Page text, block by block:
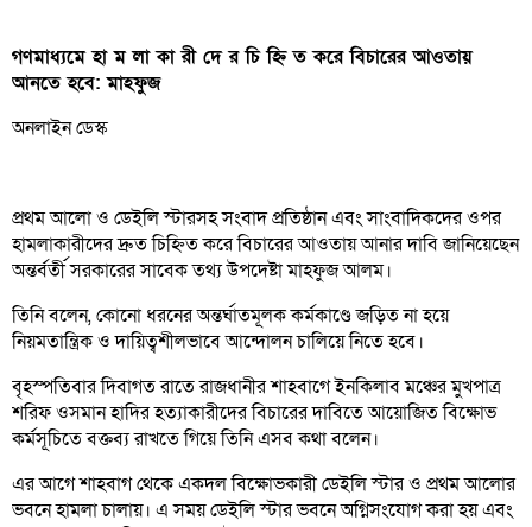
গণমাধ্যমে হা ম লা কা রী দে র চি হ্নি ত করে বিচারের আওতায়
আনতে হবে: মাহফুজ
অনলাইন ডেস্ক
প্রথম আলো ও ডেইলি স্টারসহ সংবাদ প্রতিষ্ঠান এবং সাংবাদিকদের ওপর
হামলাকারীদের দ্রুত চিহ্নিত করে বিচারের আওতায় আনার দাবি জানিয়েছেন
অন্তর্বর্তী সরকারের সাবেক তথ্য উপদেষ্টা মাহফুজ আলম।
তিনি বলেন, কোনো ধরনের অন্তর্ঘাতমূলক কর্মকাণ্ডে জড়িত না হয়ে
নিয়মতান্ত্রিক ও দায়িত্বশীলভাবে আন্দোলন চালিয়ে নিতে হবে।
বৃহস্পতিবার দিবাগত রাতে রাজধানীর শাহবাগে ইনকিলাব মঞ্চের মুখপাত্র
শরিফ ওসমান হাদির হত্যাকারীদের বিচারের দাবিতে আয়োজিত বিক্ষোভ
কর্মসূচিতে বক্তব্য রাখতে গিয়ে তিনি এসব কথা বলেন।
এর আগে শাহবাগ থেকে একদল বিক্ষোভকারী ডেইলি স্টার ও প্রথম আলোর
ভবনে হামলা চালায়। এ সময় ডেইলি স্টার ভবনে অগ্নিসংযোগ করা হয় এবং